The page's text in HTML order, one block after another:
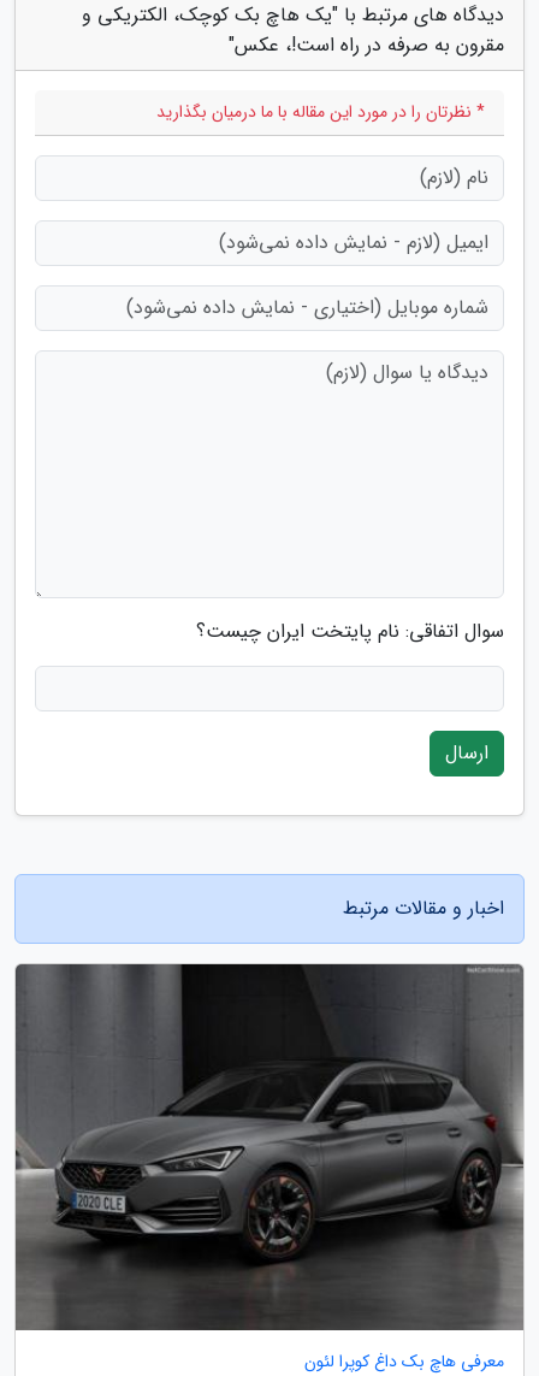
دیدگاه های مرتبط با "یک هاچ بک کوچک، الکتریکی و
مقرون به صرفه در راه است!، عکس"
* نظرتان را در مورد این مقاله با ما درمیان بگذارید
سوال اتفاقی: نام پایتخت ایران چیست؟
ارسال
اخبار و مقالات مرتبط
معرفی هاچ بک داغ کوپرا لئون